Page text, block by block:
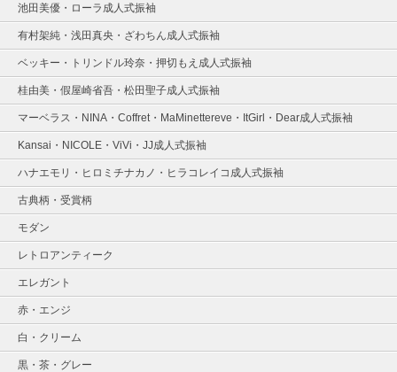
池田美優・ローラ成人式振袖
有村架純・浅田真央・ざわちん成人式振袖
ベッキー・トリンドル玲奈・押切もえ成人式振袖
桂由美・假屋崎省吾・松田聖子成人式振袖
マーベラス・NINA・Coffret・MaMinettereve・ItGirl・Dear成人式振袖
Kansai・NICOLE・ViVi・JJ成人式振袖
ハナエモリ・ヒロミチナカノ・ヒラコレイコ成人式振袖
古典柄・受賞柄
モダン
レトロアンティーク
エレガント
赤・エンジ
白・クリーム
黒・茶・グレー